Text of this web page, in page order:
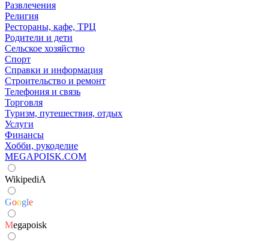
Развлечения
Религия
Рестораны, кафе, ТРЦ
Родители и дети
Сельское хозяйство
Спорт
Справки и информация
Строительство и ремонт
Телефония и связь
Торговля
Туризм, путешествия, отдых
Услуги
Финансы
Хобби, рукоделие
MEGAPOISK.COM
WikipediA
Google
Megapoisk